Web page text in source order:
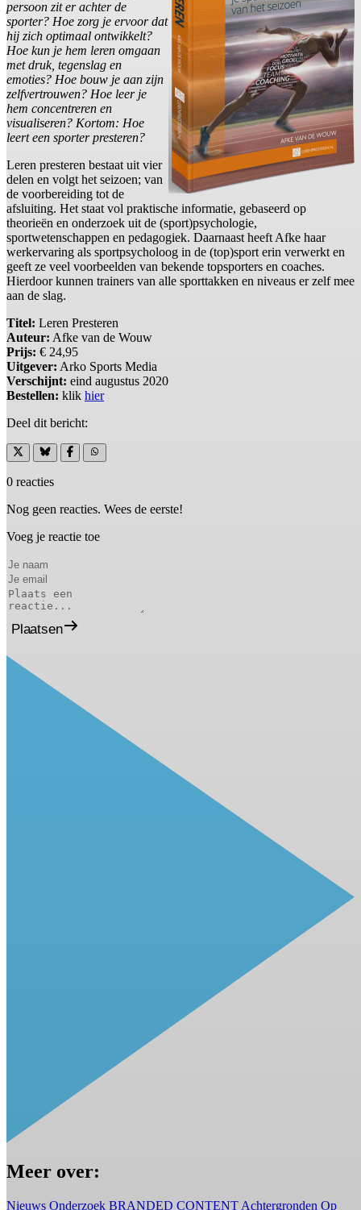
persoon zit er achter de
sporter? Hoe zorg je ervoor dat
hij zich optimaal ontwikkelt?
Hoe kun je hem leren omgaan
met druk, tegenslag en
emoties? Hoe bouw je aan zijn
zelfvertrouwen? Hoe leer je
hem concentreren en
visualiseren? Kortom: Hoe
leert een sporter presteren?
Leren presteren bestaat uit vier
delen en volgt het seizoen; van
de voorbereiding tot de
afsluiting. Het staat vol praktische informatie, gebaseerd op
theorieën en onderzoek uit de (sport)psychologie,
sportwetenschappen en pedagogiek. Daarnaast heeft Afke haar
werkervaring als sportpsycholoog in de (top)sport erin verwerkt en
geeft ze veel voorbeelden van bekende topsporters en coaches.
Hierdoor kunnen trainers van alle sporttakken en niveaus er zelf mee
aan de slag.
Titel: Leren Presteren
Auteur: Afke van de Wouw
Prijs: € 24,95
Uitgever: Arko Sports Media
Verschijnt: eind augustus 2020
Bestellen: klik hier
Deel dit bericht:
0 reacties
Nog geen reacties. Wees de eerste!
Voeg je reactie toe
Plaatsen
Meer over:
Nieuws Onderzoek BRANDED CONTENT Achtergronden Op